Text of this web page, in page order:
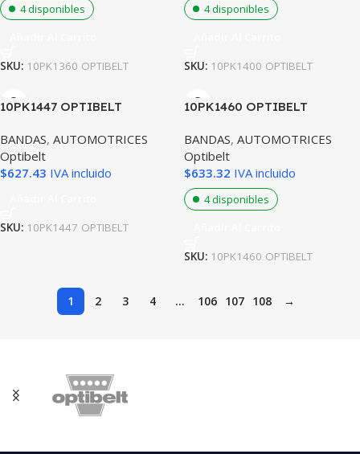
4 disponibles
SKU: 10PK1360 OPTIBELT
4 disponibles
SKU: 10PK1400 OPTIBELT
10PK1447 OPTIBELT
BANDAS, AUTOMOTRICES
Optibelt
$627.43 IVA incluido
SKU: 10PK1447 OPTIBELT
10PK1460 OPTIBELT
BANDAS, AUTOMOTRICES
Optibelt
$633.32 IVA incluido
4 disponibles
SKU: 10PK1460 OPTIBELT
1 2 3 4 … 106 107 108 →